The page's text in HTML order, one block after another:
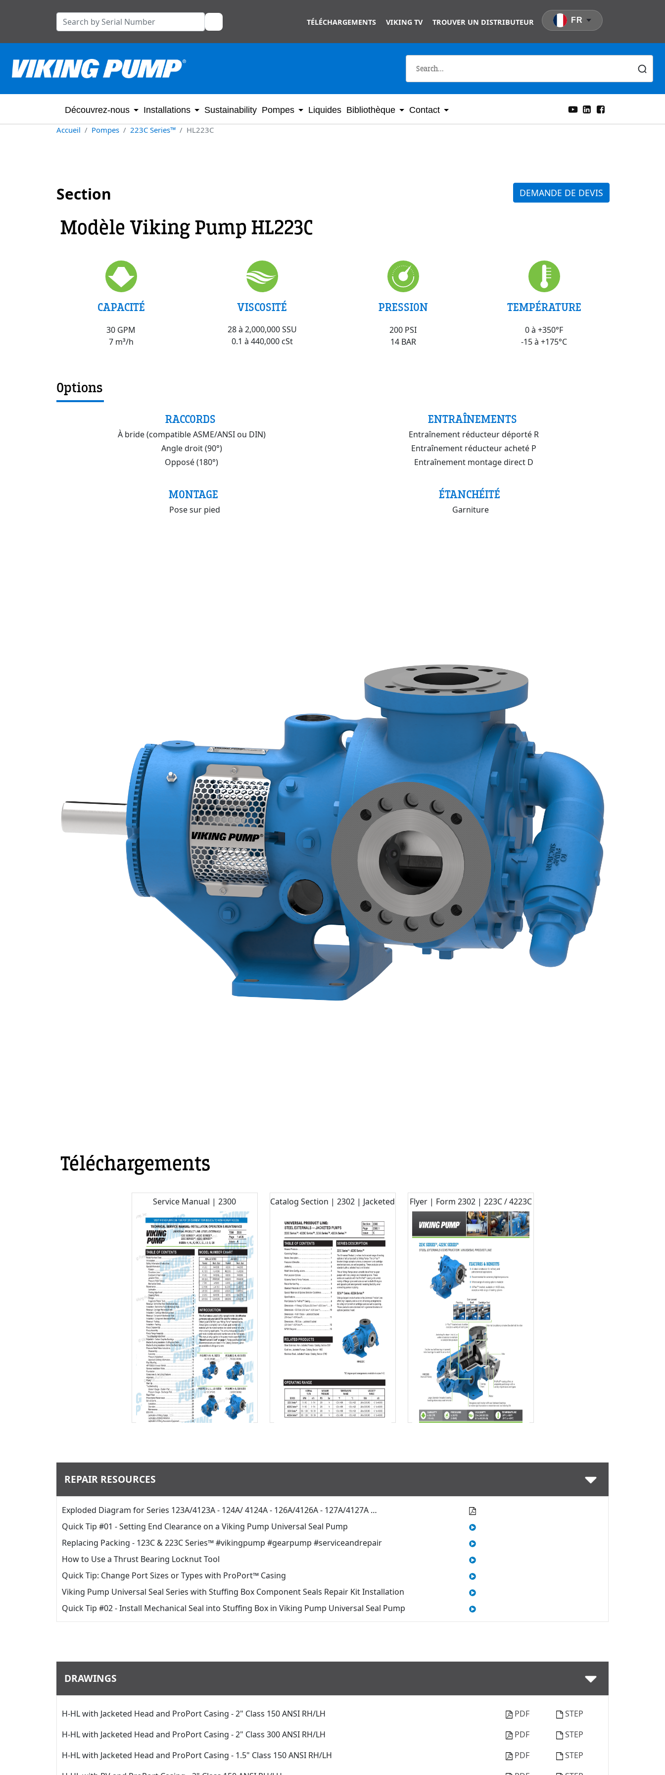
TÉLÉCHARGEMENTS VIKING TV TROUVER UN DISTRIBUTEUR FR
Découvrez-nous Installations Sustainability Pompes Liquides Bibliothèque
Contact
Accueil
Pompes 223C Series™ HL223C
Section
Modèle Viking Pump HL223C
CAPACITÉ
30 GPM
7 m³/h
VISCOSITÉ
28 à 2,000,000 SSU
0.1 à 440,000 cSt
PRESSION
200 PSI
14 BAR
TEMPÉRATURE
0 à +350°F
-15 à +175°C
Options
RACCORDS
À bride (compatible ASME/ANSI ou DIN)
Angle droit (90°)
Opposé (180°)
ENTRAÎNEMENTS
Entraînement réducteur déporté R
Entraînement réducteur acheté P
Entraînement montage direct D
MONTAGE
Pose sur pied
ÉTANCHÉITÉ
Garniture
DEMANDE DE DEVIS
Téléchargements
Service Manual | 2300 Catalog Section | 2302 | Jacketed Flyer | Form 2302 | 223C / 4223C
REPAIR RESOURCES
Exploded Diagram for Series 123A/4123A - 124A/ 4124A - 126A/4126A - 127A/4127A …
Quick Tip #01 - Setting End Clearance on a Viking Pump Universal Seal Pump
Replacing Packing - 123C & 223C Series™ #vikingpump #gearpump #serviceandrepair
How to Use a Thrust Bearing Locknut Tool
Quick Tip: Change Port Sizes or Types with ProPort™ Casing
Viking Pump Universal Seal Series with Stuffing Box Component Seals Repair Kit Installation
Quick Tip #02 - Install Mechanical Seal into Stuffing Box in Viking Pump Universal Seal Pump
DRAWINGS
H-HL with Jacketed Head and ProPort Casing - 2" Class 150 ANSI RH/LH PDF
STEP
H-HL with Jacketed Head and ProPort Casing - 2" Class 300 ANSI RH/LH
PDF
STEP
H-HL with Jacketed Head and ProPort Casing - 1.5" Class 150 ANSI RH/LH
PDF
STEP